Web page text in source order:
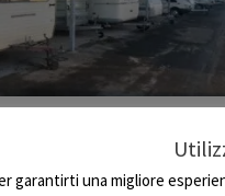
garantirti una migliore